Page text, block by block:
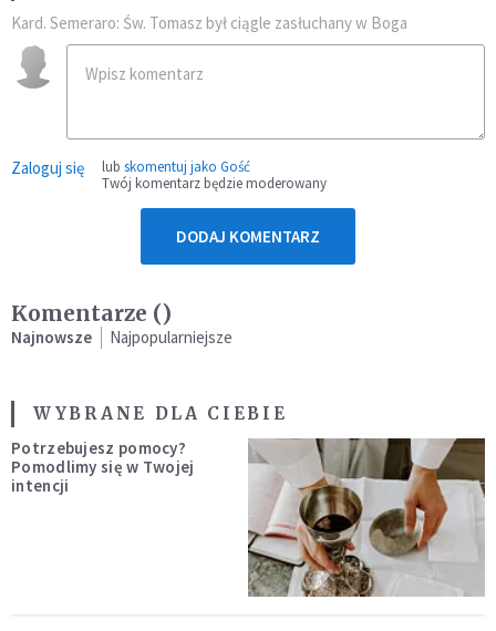
Kard. Semeraro: Św. Tomasz był ciągle zasłuchany w Boga
Zaloguj się lub skomentuj jako Gość
Twój komentarz będzie moderowany
DODAJ KOMENTARZ
Komentarze ()
Najnowsze Najpopularniejsze
WYBRANE DLA CIEBIE
Potrzebujesz pomocy?
Pomodlimy się w Twojej
intencji